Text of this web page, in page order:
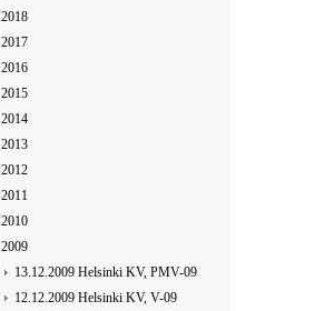
2018
2017
2016
2015
2014
2013
2012
2011
2010
2009
13.12.2009 Helsinki KV, PMV-09
12.12.2009 Helsinki KV, V-09